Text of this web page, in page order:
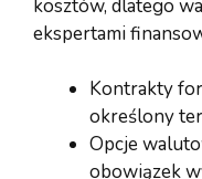
kosztów, dlatego
ekspertami
Kontrakty
określony
Opcje
obowiązek